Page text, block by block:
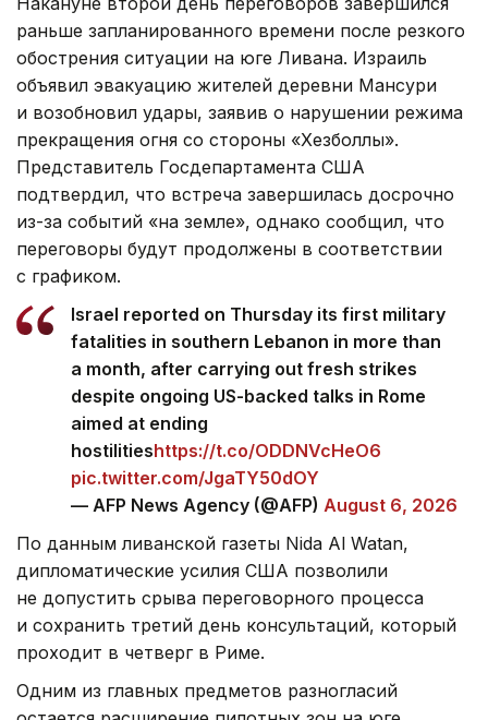
раньше запланированного времени после резкого
обострения ситуации на юге Ливана. Израиль
объявил эвакуацию жителей деревни Мансури
и возобновил удары, заявив о нарушении режима
прекращения огня со стороны «Хезболлы».
Представитель Госдепартамента США
подтвердил, что встреча завершилась досрочно
из-за событий «на земле», однако сообщил, что
переговоры будут продолжены в соответствии
с графиком.
Israel reported on Thursday its first military
fatalities in southern Lebanon in more than
a month, after carrying out fresh strikes
despite ongoing US-backed talks in Rome
aimed at ending
hostilitieshttps://t.co/ODDNVcHeO6
pic.twitter.com/JgaTY50dOY
— AFP News Agency (@AFP) August 6, 2026
По данным ливанской газеты Nida Al Watan,
дипломатические усилия США позволили
не допустить срыва переговорного процесса
и сохранить третий день консультаций, который
проходит в четверг в Риме.
Одним из главных предметов разногласий